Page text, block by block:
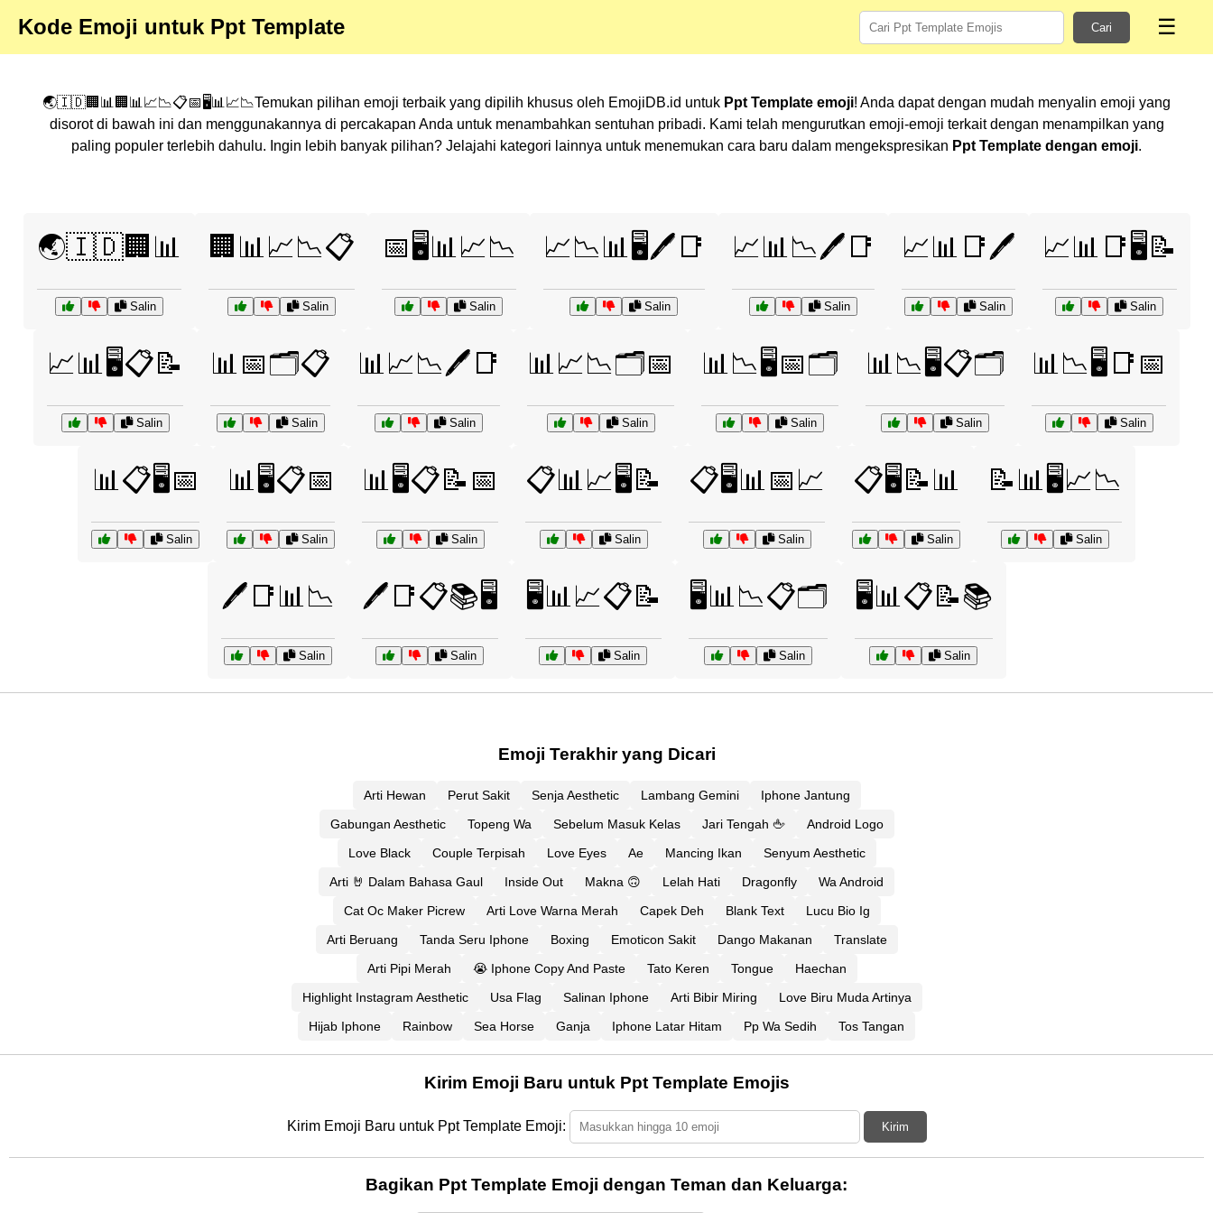
Kode Emoji untuk Ppt Template Cari ☰
🌏🇮🇩🏢📊🏢📊📈📉📋📅🖥️📊📈📉Temukan pilihan emoji terbaik yang dipilih khusus oleh EmojiDB.id untuk Ppt Template emoji! Anda dapat dengan mudah menyalin emoji yang
disorot di bawah ini dan menggunakannya di percakapan Anda untuk menambahkan sentuhan pribadi. Kami telah mengurutkan emoji-emoji terkait dengan menampilkan yang
paling populer terlebih dahulu. Ingin lebih banyak pilihan? Jelajahi kategori lainnya untuk menemukan cara baru dalam mengekspresikan Ppt Template dengan emoji.
🌏🇮🇩🏢📊
Salin
🏢📊📈📉📋
Salin
📅🖥️📊📈📉
Salin
📈📉📊🖥️🖊️📑
Salin
📈📊📉🖊️📑
Salin
📈📊📑🖊️
Salin
📈📊📑🖥️📝
Salin
📈📊🖥️📋📝
Salin
📊📅🗂️📋
Salin
📊📈📉🖊️📑
Salin
📊📈📉🗂️📅
Salin
📊📉🖥️📅🗂️
Salin
📊📉🖥️📋🗂️
Salin
📊📉🖥️📑📅
Salin
📊📋🖥️📅
Salin
📊🖥️📋📅
Salin
📊🖥️📋📝📅
Salin
📋📊📈🖥️📝
Salin
📋🖥️📊📅📈
Salin
📋🖥️📝📊
Salin
📝📊🖥️📈📉
Salin
🖊️📑📊📉
Salin
🖊️📑📋📚🖥️
Salin
🖥️📊📈📋📝
Salin
🖥️📊📉📋🗂️
Salin
🖥️📊📋📝📚
Salin
Emoji Terakhir yang Dicari
Arti Hewan Perut Sakit Senja Aesthetic Lambang Gemini
Iphone Jantung
Gabungan Aesthetic
Topeng Wa Sebelum Masuk Kelas Jari Tengah 🖕
Android Logo
Love Black
Couple Terpisah Love Eyes Ae Mancing Ikan
Senyum Aesthetic
Arti 🤘 Dalam Bahasa Gaul
Inside Out Makna 🙃 Lelah Hati Dragonfly
Wa Android
Cat Oc Maker Picrew
Arti Love Warna Merah Capek Deh Blank Text
Lucu Bio Ig
Arti Beruang
Tanda Seru Iphone Boxing Emoticon Sakit Dango Makanan
Translate
Arti Pipi Merah
😭 Iphone Copy And Paste Tato Keren Tongue
Haechan
Highlight Instagram Aesthetic
Usa Flag Salinan Iphone Arti Bibir Miring
Love Biru Muda Artinya
Hijab Iphone
Rainbow Sea Horse Ganja Iphone Latar Hitam Pp Wa Sedih Tos Tangan
Kirim Emoji Baru untuk Ppt Template Emojis
Kirim Emoji Baru untuk Ppt Template Emoji: Kirim
Bagikan Ppt Template Emoji dengan Teman dan Keluarga: